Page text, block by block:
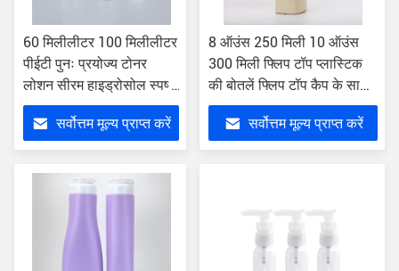
60 मिलीलीटर 100 मिलीलीटर
पीईटी पुनः प्रयोज्य टोनर
लोशन सीरम हाइड्रोसोल स्पष्ट
फ्लिप टॉप कैप बोतल
सर्वोत्तम मूल्य प्राप्त करें
8 ऑउंस 250 मिली 10 ऑउंस
300 मिली फ्लिप टॉप प्लास्टिक
की बोतलें फ्लिप टॉप कैप के साथ
रिफिल करने योग्य प्लास्टिक की
बोतल; सर्वोत्तम मूल्य प्राप्त करें